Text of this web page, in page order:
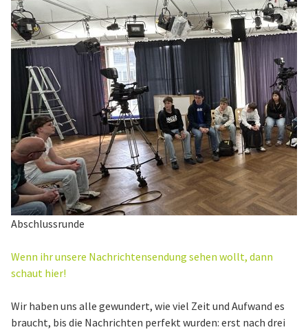
Abschlussrunde
Wenn ihr unsere Nachrichtensendung sehen wollt, dann
schaut hier!
Wir haben uns alle gewundert, wie viel Zeit und Aufwand es
braucht, bis die Nachrichten perfekt wurden: erst nach drei